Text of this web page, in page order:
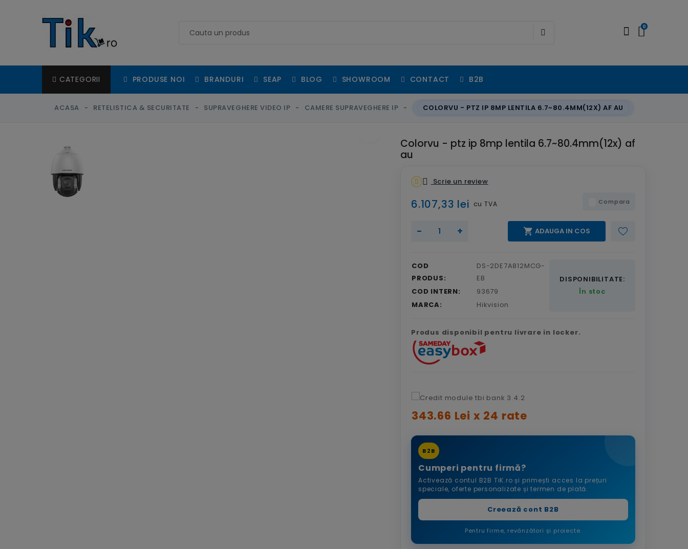
0
CATEGORII PRODUSE NOI BRANDURI SEAP BLOG SHOWROOM CONTACT B2B
ACASA RETELISTICA & SECURITATE SUPRAVEGHERE VIDEO IP CAMERE SUPRAVEGHERE IP COLORVU - PTZ IP 8MP LENTILA 6.7~80.4MM(12X) AF AU
Colorvu - ptz ip 8mp lentila 6.7~80.4mm(12x) af
au
Scrie un review
6.107,33 lei cu TVA Compara
- +  ADAUGA IN COS
COD
PRODUS:
DS-2DE7A812MCG-
EB
COD INTERN:
93679
MARCA:
Hikvision
DISPONIBILITATE:
În stoc
Produs disponibil pentru livrare in locker.
343.66 Lei x 24 rate
B2B
Cumperi pentru firmă?
Activează contul B2B TiK.ro și primești acces la prețuri
speciale, oferte personalizate și termen de plată.
Creează cont B2B
Pentru firme, revânzători și proiecte.